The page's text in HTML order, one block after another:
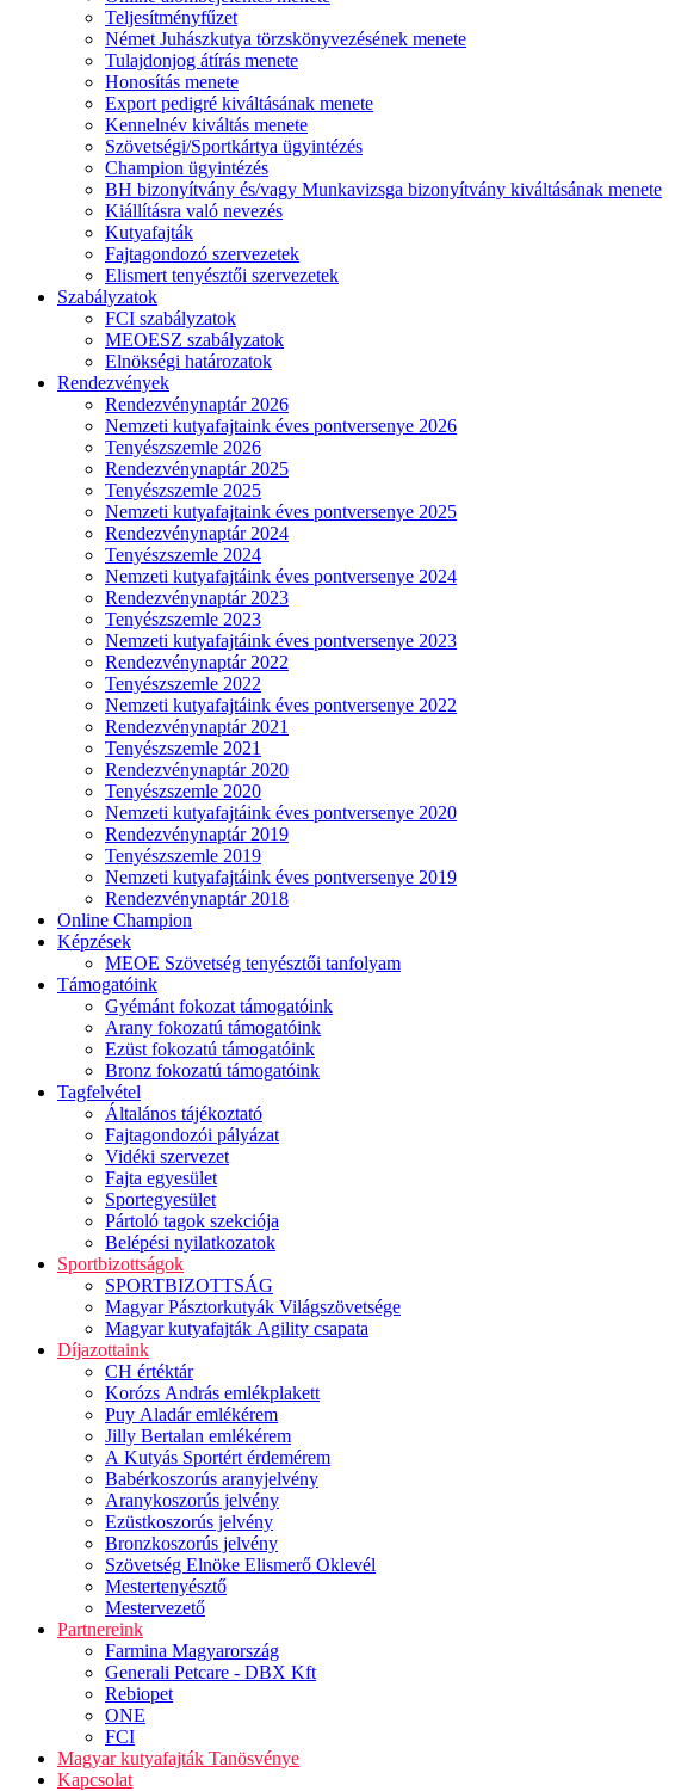
Teljesítményfűzet
Német Juhászkutya törzskönyvezésének menete
Tulajdonjog átírás menete
Honosítás menete
Export pedigré kiváltásának menete
Kennelnév kiváltás menete
Szövetségi/Sportkártya ügyintézés
Champion ügyintézés
BH bizonyítvány és/vagy Munkavizsga bizonyítvány kiváltásának menete
Kiállításra való nevezés
Kutyafajták
Fajtagondozó szervezetek
Elismert tenyésztői szervezetek
Szabályzatok
FCI szabályzatok
MEOESZ szabályzatok
Elnökségi határozatok
Rendezvények
Rendezvénynaptár 2026
Nemzeti kutyafajtaink éves pontversenye 2026
Tenyészszemle 2026
Rendezvénynaptár 2025
Tenyészszemle 2025
Nemzeti kutyafajtaink éves pontversenye 2025
Rendezvénynaptár 2024
Tenyészszemle 2024
Nemzeti kutyafajtáink éves pontversenye 2024
Rendezvénynaptár 2023
Tenyészszemle 2023
Nemzeti kutyafajtáink éves pontversenye 2023
Rendezvénynaptár 2022
Tenyészszemle 2022
Nemzeti kutyafajtáink éves pontversenye 2022
Rendezvénynaptár 2021
Tenyészszemle 2021
Rendezvénynaptár 2020
Tenyészszemle 2020
Nemzeti kutyafajtáink éves pontversenye 2020
Rendezvénynaptár 2019
Tenyészszemle 2019
Nemzeti kutyafajtáink éves pontversenye 2019
Rendezvénynaptár 2018
Online Champion
Képzések
MEOE Szövetség tenyésztői tanfolyam
Támogatóink
Gyémánt fokozat támogatóink
Arany fokozatú támogatóink
Ezüst fokozatú támogatóink
Bronz fokozatú támogatóink
Tagfelvétel
Általános tájékoztató
Fajtagondozói pályázat
Vidéki szervezet
Fajta egyesület
Sportegyesület
Pártoló tagok szekciója
Belépési nyilatkozatok
Sportbizottságok
SPORTBIZOTTSÁG
Magyar Pásztorkutyák Világszövetsége
Magyar kutyafajták Agility csapata
Díjazottaink
CH értéktár
Korózs András emlékplakett
Puy Aladár emlékérem
Jilly Bertalan emlékérem
A Kutyás Sportért érdemérem
Babérkoszorús aranyjelvény
Aranykoszorús jelvény
Ezüstkoszorús jelvény
Bronzkoszorús jelvény
Szövetség Elnöke Elismerő Oklevél
Mestertenyésztő
Mestervezető
Partnereink
Farmina Magyarország
Generali Petcare - DBX Kft
Rebiopet
ONE
FCI
Magyar kutyafajták Tanösvénye
Kapcsolat